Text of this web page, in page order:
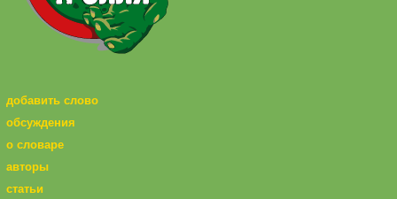
добавить слово
обсуждения
о словаре
авторы
статьи